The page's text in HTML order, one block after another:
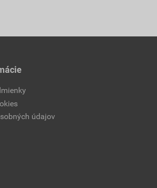
údajov